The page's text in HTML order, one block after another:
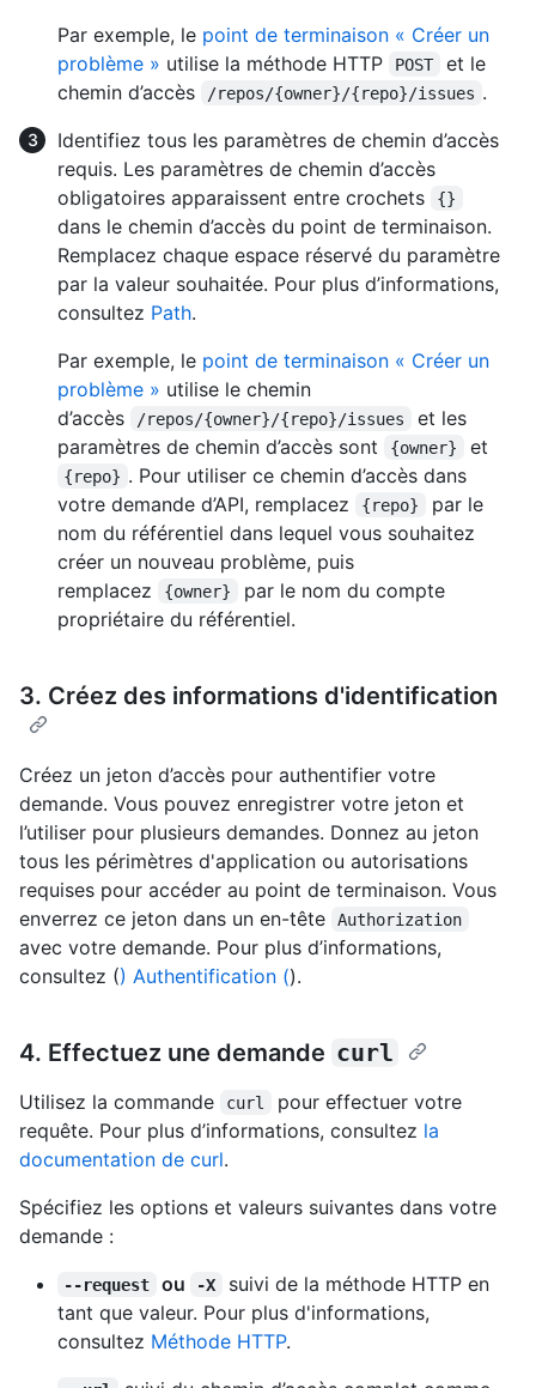
Par exemple, le point de terminaison « Créer un
problème » utilise la méthode HTTP POST
et le
chemin d’accès
/repos/{owner}/{repo}/issues .
Identifiez tous les paramètres de chemin d’accès
requis. Les paramètres de chemin d’accès
obligatoires apparaissent entre crochets
{}
dans le chemin d’accès du point de terminaison.
Remplacez chaque espace réservé du paramètre
par la valeur souhaitée. Pour plus d’informations,
consultez Path.
Par exemple, le point de terminaison « Créer un
problème » utilise le chemin
d’accès
/repos/{owner}/{repo}/issues
et les
paramètres de chemin d’accès sont
{owner} et
{repo} . Pour utiliser ce chemin d’accès dans
votre demande d’API, remplacez
{repo}
par le
nom du référentiel dans lequel vous souhaitez
créer un nouveau problème, puis
remplacez
{owner}
par le nom du compte
propriétaire du référentiel.
3. Créez des informations d'identification
Créez un jeton d’accès pour authentifier votre
demande. Vous pouvez enregistrer votre jeton et
l’utiliser pour plusieurs demandes. Donnez au jeton
tous les périmètres d'application ou autorisations
requises pour accéder au point de terminaison. Vous
enverrez ce jeton dans un en-tête
Authorization
avec votre demande. Pour plus d’informations,
consultez () Authentification ().
4. Effectuez une demande curl
Utilisez la commande curl
pour effectuer votre
requête. Pour plus d’informations, consultez la
documentation de curl.
Spécifiez les options et valeurs suivantes dans votre
demande :
--request ou -X
suivi de la méthode HTTP en
tant que valeur. Pour plus d'informations,
consultez Méthode HTTP.